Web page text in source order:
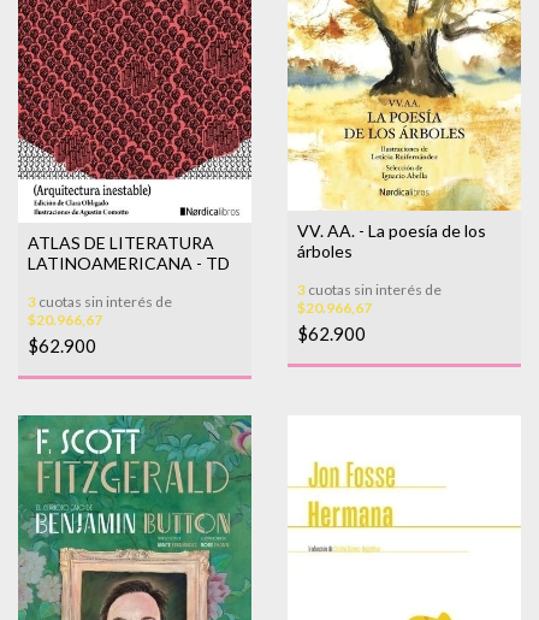
ATLAS DE LITERATURA
LATINOAMERICANA - TD
3 cuotas sin interés de
$20.966,67
$62.900
VV. AA. - La poesía de los
árboles
3 cuotas sin interés de
$20.966,67
$62.900